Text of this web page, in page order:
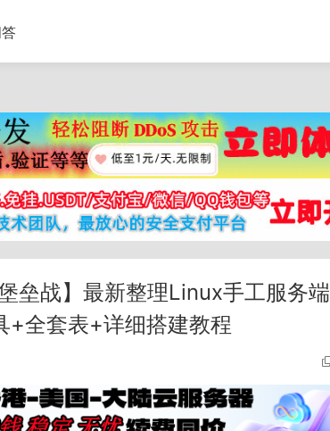
垒战】最新整理Linux手工服务端
+全套表+详细搭建教程